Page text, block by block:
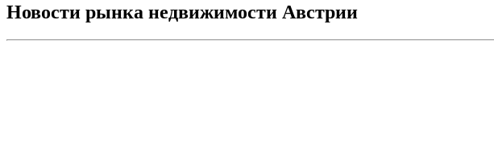
Новости рынка недвижимости Австрии